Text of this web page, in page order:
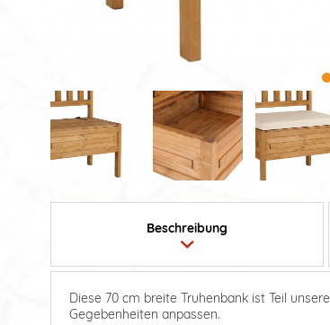
Beschreibung
Diese 70 cm breite Truhenbank ist Teil
Gegebenheiten anpassen.